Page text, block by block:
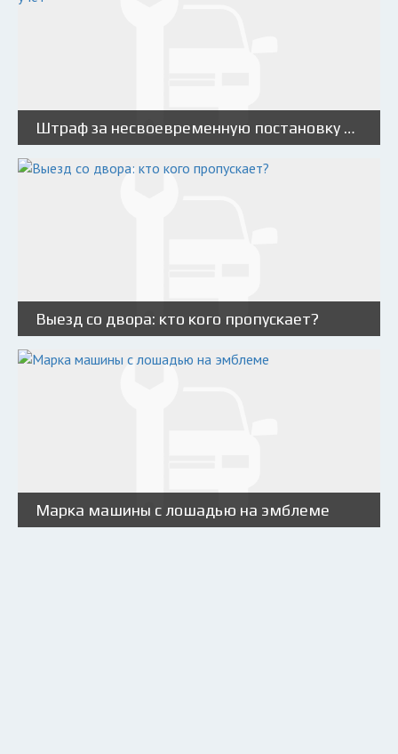
Штраф за несвоевременную постановку автомобиля на учет
Выезд со двора: кто кого пропускает?
Марка машины с лошадью на эмблеме